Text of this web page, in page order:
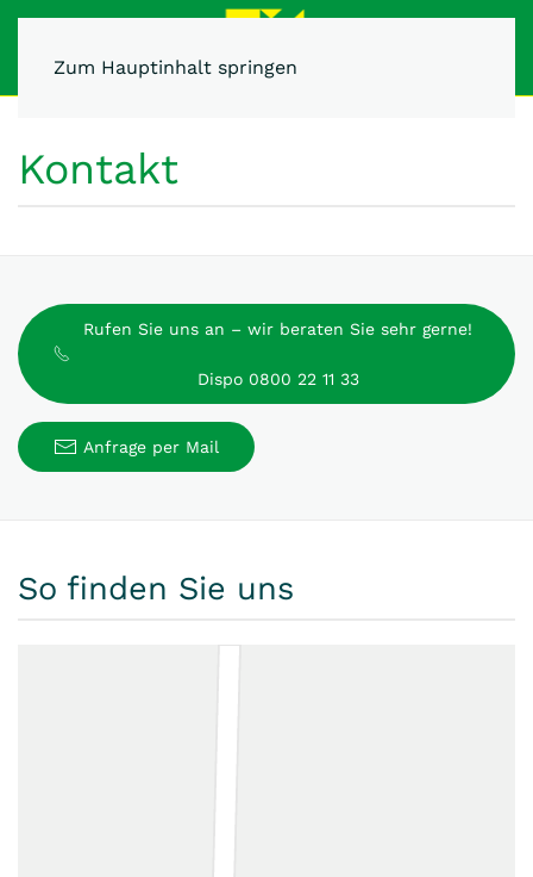
Zum Hauptinhalt springen
Kontakt
Rufen Sie uns an – wir beraten Sie sehr gerne!
Dispo 0800 22 11 33
Anfrage per Mail
So finden Sie uns